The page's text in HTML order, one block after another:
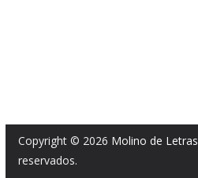
Copyright © 2026 Molino de Letras
reservados.